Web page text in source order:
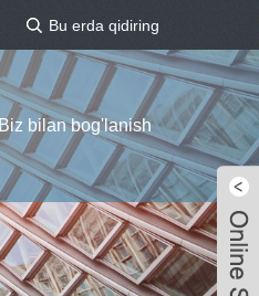
Biz bilan bog'lanish